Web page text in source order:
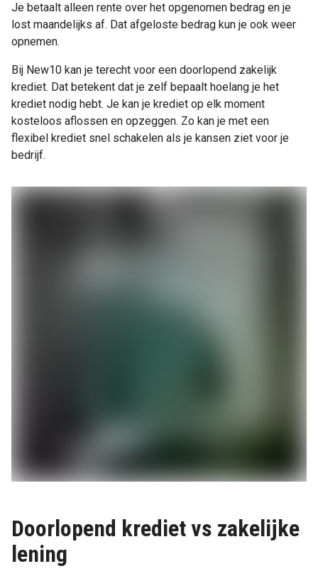
Je betaalt alleen rente over het opgenomen bedrag en je
lost maandelijks af. Dat afgeloste bedrag kun je ook weer
opnemen.
Bij New10 kan je terecht voor een doorlopend zakelijk
krediet. Dat betekent dat je zelf bepaalt hoelang je het
krediet nodig hebt. Je kan je krediet op elk moment
kosteloos aflossen en opzeggen. Zo kan je met een
flexibel krediet snel schakelen als je kansen ziet voor je
bedrijf.
Doorlopend krediet vs zakelijke
lening